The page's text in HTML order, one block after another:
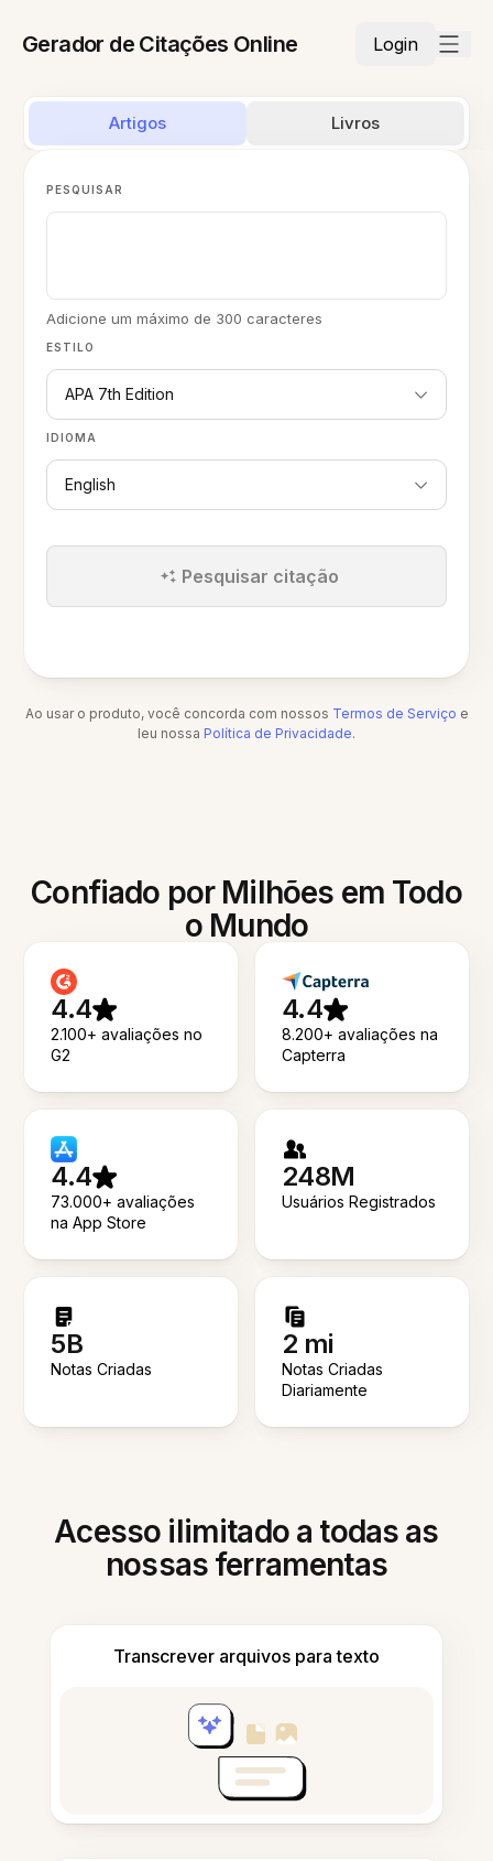
Gerador de Citações Online Login
Artigos Livros
ESTILO
APA 7th Edition
IDIOMA
English
PESQUISAR
Adicione um máximo de 300 caracteres
Pesquisar citação
Ao usar o produto, você concorda com nossos Termos de Serviço e
leu nossa Política de Privacidade.
Confiado por Milhões em Todo
o Mundo
4.4
2.100+ avaliações no
G2
4.4
8.200+ avaliações na
Capterra
4.4
73.000+ avaliações
na App Store
248M
Usuários Registrados
5B
Notas Criadas
2 mi
Notas Criadas
Diariamente
Acesso ilimitado a todas as
nossas ferramentas
Transcrever arquivos para texto